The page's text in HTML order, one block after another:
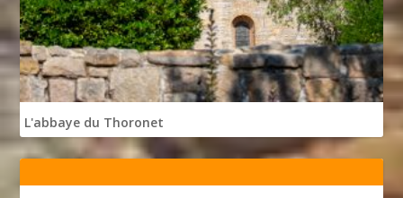
L'abbaye du Thoronet